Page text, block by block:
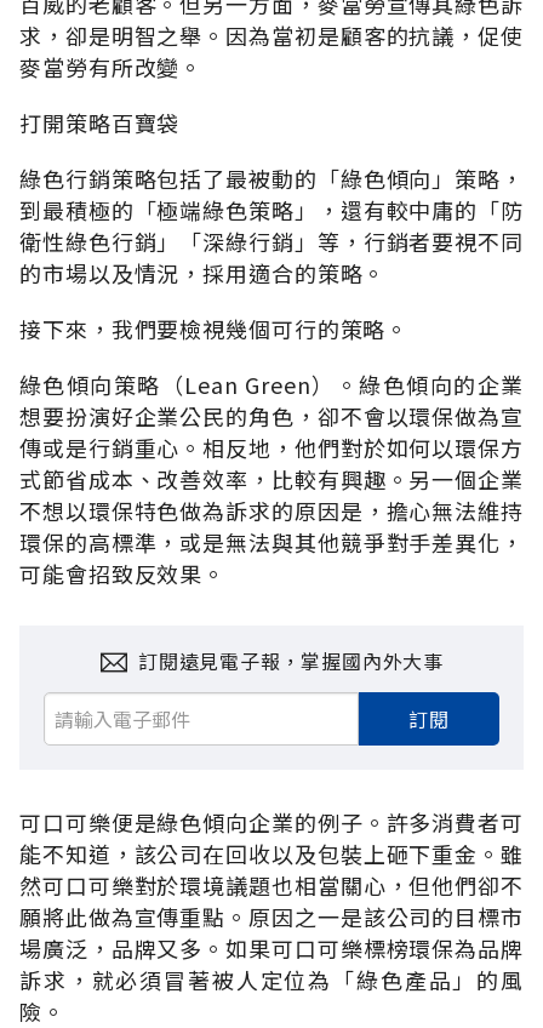
求，卻是明智之舉。因為當初是顧客的抗議，促使
麥當勞有所改變。
打開策略百寶袋
綠色行銷策略包括了最被動的「綠色傾向」策略，
到最積極的「極端綠色策略」，還有較中庸的「防
衛性綠色行銷」「深綠行銷」等，行銷者要視不同
的市場以及情況，採用適合的策略。
接下來，我們要檢視幾個可行的策略。
綠色傾向策略（Lean Green）。綠色傾向的企業
想要扮演好企業公民的角色，卻不會以環保做為宣
傳或是行銷重心。相反地，他們對於如何以環保方
式節省成本、改善效率，比較有興趣。另一個企業
不想以環保特色做為訴求的原因是，擔心無法維持
環保的高標準，或是無法與其他競爭對手差異化，
可能會招致反效果。
訂閱遠見電子報，掌握國內外大事
訂閱
可口可樂便是綠色傾向企業的例子。許多消費者可
能不知道，該公司在回收以及包裝上砸下重金。雖
然可口可樂對於環境議題也相當關心，但他們卻不
願將此做為宣傳重點。原因之一是該公司的目標市
場廣泛，品牌又多。如果可口可樂標榜環保為品牌
訴求，就必須冒著被人定位為「綠色產品」的風
險。